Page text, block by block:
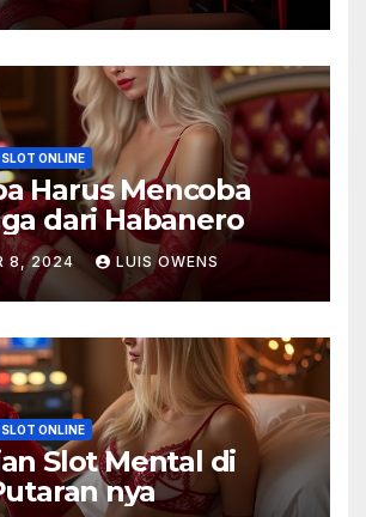
ONLINE
Harus Mencoba
dari Habanero
8, 2024 LUIS OWENS
ONLINE
Slot Mental di
nya